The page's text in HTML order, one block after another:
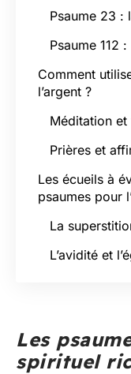
Psaume 23 :
Psaume 112
Comment
l’argent ?
Méditation
Prières et
Les écueils à
psaumes pour
La
L’avidité et
Les
spirituel